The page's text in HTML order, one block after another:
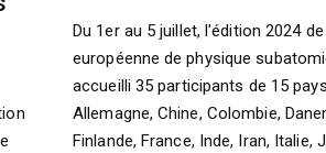
Du 1er au 5 juillet, l'édition 2024 de
européenne de physique
accueilli 35 participants de 15
Allemagne, Chine, Colombie,
Finlande, France, Inde, Iran, Italie,